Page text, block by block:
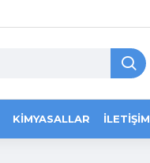
KİMYASALLAR İLETIŞIM